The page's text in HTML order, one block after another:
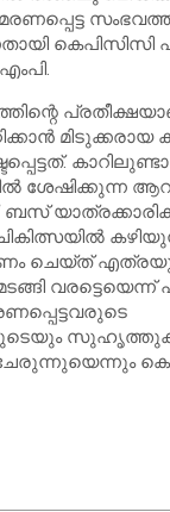
കെപിസിസി
മിടുക്കരായ
ശേഷിക്കുന്ന
ബസ്
ചികിത്സയില്‍
ചെയ്ത്